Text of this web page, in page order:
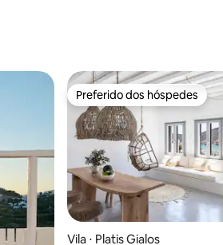
Preferido dos hóspedes
Preferido dos hóspedes
Vila ⋅ Platis Gialos